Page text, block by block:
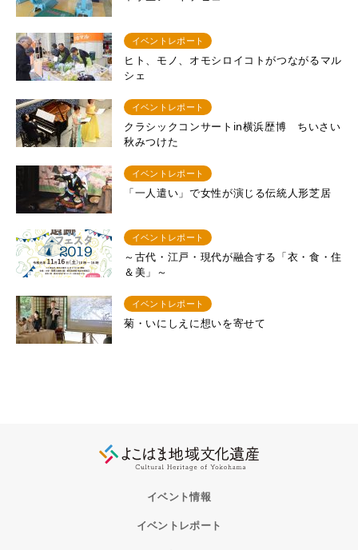
イベントレポート
ヒト、モノ、オモシロイコトがつながるマル
シェ
イベントレポート
クラシックコンサートin横浜歴博 ちいさい
秋みつけた
イベントレポート
「一人遣い」で女性が演じる伝統人形芝居
イベントレポート
～古代・江戸・現代が融合する「衣・食・住
＆美」～
イベントレポート
菊・いにしえに想いを寄せて
イベント情報
イベントレポート